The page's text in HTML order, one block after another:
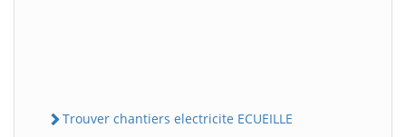
Trouver chantiers electricite ECUEILLE